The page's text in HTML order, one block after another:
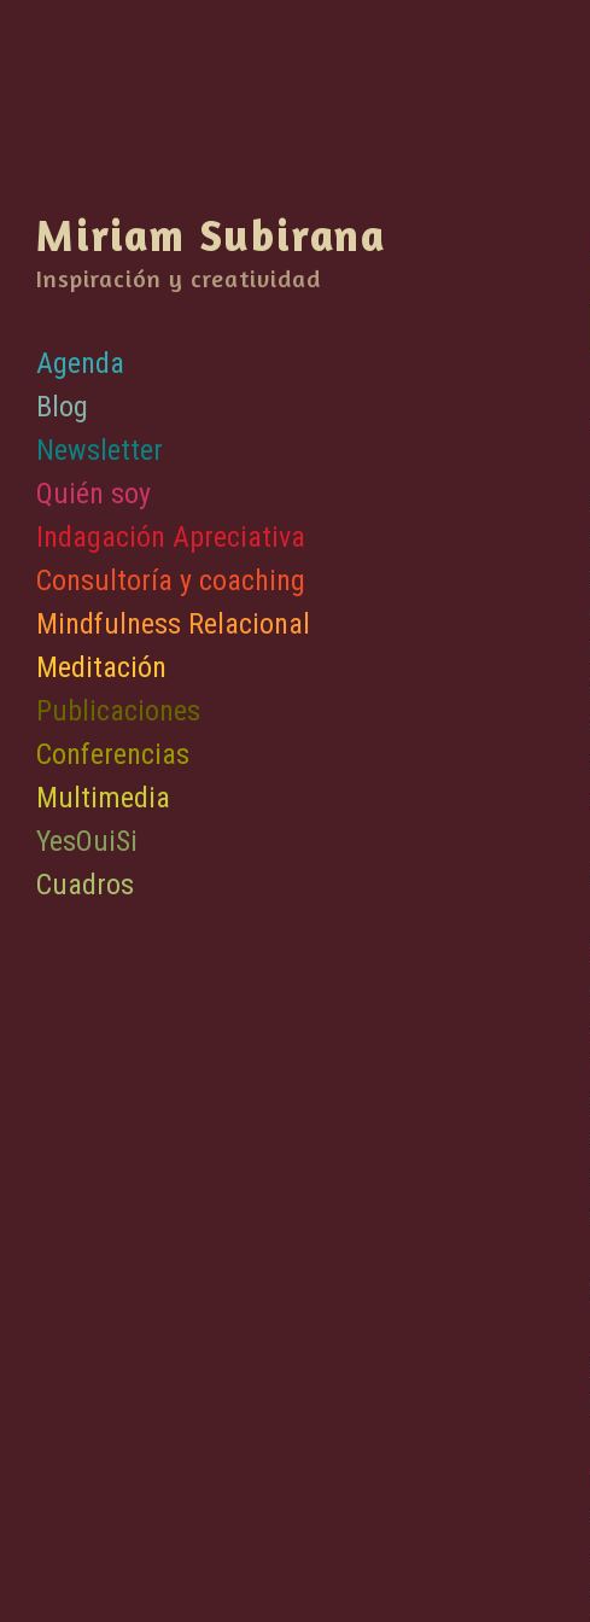
Miriam Subirana
Inspiración y creatividad
Agenda
Blog
Newsletter
Quién soy
Indagación Apreciativa
Consultoría y coaching
Mindfulness Relacional
Meditación
Publicaciones
Conferencias
Multimedia
YesOuiSi
Cuadros